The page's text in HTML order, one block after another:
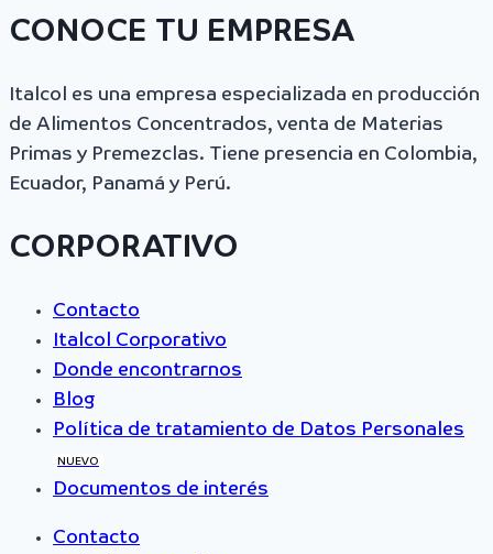
CONOCE TU EMPRESA
Italcol es una empresa especializada en producción
de Alimentos Concentrados, venta de Materias
Primas y Premezclas. Tiene presencia en Colombia,
Ecuador, Panamá y Perú.
CORPORATIVO
Contacto
Italcol Corporativo
Donde encontrarnos
Blog
Política de tratamiento de Datos Personales
NUEVO
Documentos de interés
Contacto